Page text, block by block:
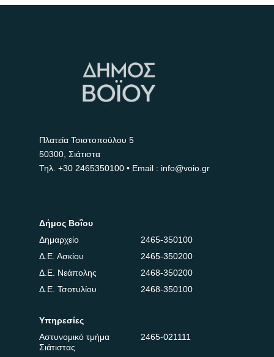
Πλατεία Τσιστοπούλου 5
50300, Σιάτιστα
Τηλ. +30 2465350100 • Email : info@voio.gr
Δήμος Βοΐου
Δημαρχείο
2465-350100
Δ.Ε. Ασκίου
2465-350200
Δ.Ε. Νεάπολης
2468-350200
Δ.Ε. Τσοτυλίου
2468-350100
Υπηρεσίες
Αστυνομικό τμήμα
Σιάτιστας
2465-021111